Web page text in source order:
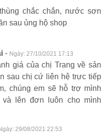
chắc chắn, nước sơn
sau ủng hộ shop
- Ngày: 27/10/2021 17:13
giá của chị Trang về sản
sau chị cứ liên hệ trực tiếp
chúng em sẽ hỗ trợ mình
và lên đơn luôn cho mình
29/08/2021 22:53